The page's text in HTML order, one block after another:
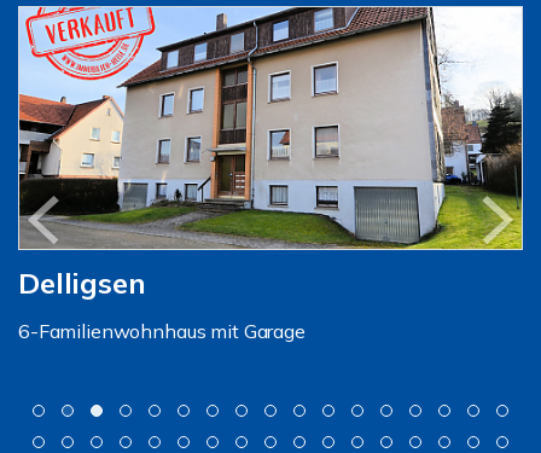
Delligsen
6-Familienwohnhaus mit Garage